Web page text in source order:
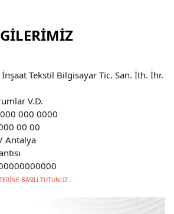
Tekstil Bilgisayar Tic. San. İth. İhr.
V.D.
000 000 0000
00 00
Antalya
BASILI TUTUNUZ...